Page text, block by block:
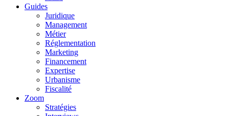
Guides
Juridique
Management
Métier
Réglementation
Marketing
Financement
Expertise
Urbanisme
Fiscalité
Zoom
Stratégies